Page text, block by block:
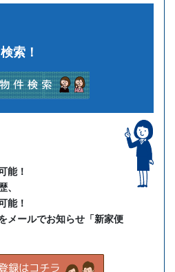
索！
能！
、
能！
メールでお知らせ「新家便